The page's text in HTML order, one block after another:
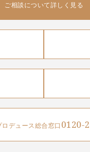
ご相談について詳しく見る
ロデュース総合窓口0120-